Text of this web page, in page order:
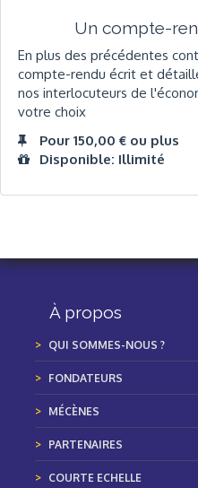
Un compte-
En plus des précédentes
compte-rendu écrit et
nos interlocuteurs de
votre choix
Pour 150,00 € ou plus
Disponible: Illimité
À propos
QUI SOMMES-NOUS ?
FONDATEURS
MÉCÈNES
PARTENAIRES
COURTE ECHELLE